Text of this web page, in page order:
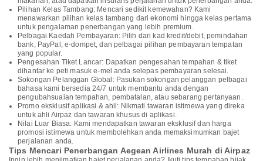
Pilihan Kelas Tambang: Mencari sedikit kemewahan? Kami
menawarkan pilihan kelas tambang dari ekonomi hingga kelas pertama
untuk pengalaman penerbangan yang lebih premium.
Pelbagai Kaedah Pembayaran: Pilih dari kad kredit/debit, pemindahan
bank, PayPal, e-dompet, dan pelbagai pilihan pembayaran tempatan
yang popular.
Pengesahan Tiket Lancar: Dapatkan pengesahan tempahan & tiket
dihantar ke peti masuk e-mel anda selepas pembayaran selesai.
Sokongan Pelanggan Global: Pasukan sokongan pelanggan pelbagai
bahasa kami bersedia 24/7 untuk membantu anda dengan
pengubahsuaian tempahan, pembatalan, atau sebarang pertanyaan.
Promo eksklusif aplikasi & ahli: Nikmati tawaran istimewa yang direka
untuk ahli Airpaz dan tawaran khusus di aplikasi.
Nilai Luar Biasa: Kami mendapatkan tawaran eksklusif dan harga
promosi istimewa untuk membolehkan anda memaksimumkan bajet
perjalanan anda.
Tips Mencari Penerbangan Aegean Airlines Murah di Airpaz